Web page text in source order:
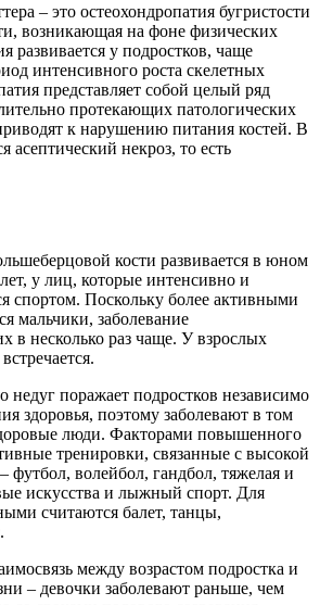
– это остеохондропатия бугристости
возникающая на фоне физических
развивается у подростков, чаще
интенсивного роста скелетных
представляет собой целый ряд
протекающих патологических
к нарушению питания костей. В
асептический некроз, то есть
кости развивается в юном
у лиц, которые интенсивно и
спортом. Поскольку более активными
мальчики, заболевание
в несколько раз чаще. У взрослых
недуг поражает подростков независимо
здоровья, поэтому заболевают в том
люди. Факторами повышенного
тренировки, связанные с высокой
футбол, волейбол, гандбол, тяжелая и
искусства и лыжный спорт. Для
считаются балет, танцы,
между возрастом подростка и
– девочки заболевают раньше, чем